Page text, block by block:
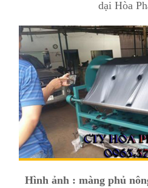
dại Hòa
Hình ảnh : màng phủ